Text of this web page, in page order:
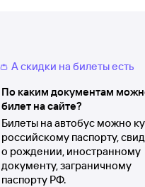
👛 А скидки на билеты есть
По каким документам
билет на сайте?
Билеты на автобус можно
российскому паспорту,
о рождении, иностранному
документу, заграничному
паспорту РФ.